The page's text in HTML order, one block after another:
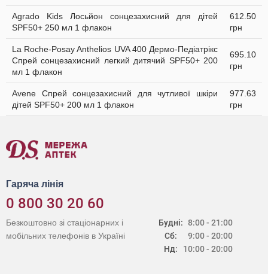
Agrado Kids Лосьйон сонцезахисний для дітей
SPF50+ 250 мл 1 флакон
612.50
грн
La Roche-Posay Anthelios UVA 400 Дермо-Педіатрікс
Спрей сонцезахисний легкий дитячий SPF50+ 200
мл 1 флакон
695.10
грн
Avene Спрей сонцезахисний для чутливої шкіри
дітей SPF50+ 200 мл 1 флакон
977.63
грн
Гаряча лінія
0 800 30 20 60
Будні:
Сб:
Нд:
8:00 - 21:00
9:00 - 20:00
10:00 - 20:00
Безкоштовно зі стаціонарних і
мобільних телефонів в Україні